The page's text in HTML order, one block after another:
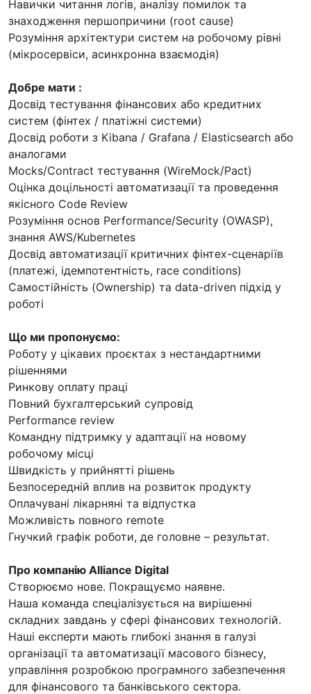
Навички читання логів, аналізу помилок та
знаходження першопричини (root cause)
Розуміння архітектури систем на робочому рівні
(мікросервіси, асинхронна взаємодія)
Добре мати :
Досвід тестування фінансових або кредитних
систем (фінтех / платіжні системи)
Досвід роботи з Kibana / Grafana / Elasticsearch або
аналогами
Mocks/Contract тестування (WireMock/Pact)
Оцінка доцільності автоматизації та проведення
якісного Code Review
Розуміння основ Performance/Security (OWASP),
знання AWS/Kubernetes
Досвід автоматизації критичних фінтех-сценаріїв
(платежі, ідемпотентність, race conditions)
Самостійність (Ownership) та data-driven підхід у
роботі
Що ми пропонуємо:
Роботу у цікавих проєктах з нестандартними
рішеннями
Ринкову оплату праці
Повний бухгалтерський супровід
Performance review
Командну підтримку у адаптації на новому
робочому місці
Швидкість у прийнятті рішень
Безпосередній вплив на розвиток продукту
Оплачувані лікарняні та відпустка
Можливість повного remote
Гнучкий графік роботи, де головне – результат.
Про компанію Alliance Digital
Створюємо нове. Покращуємо наявне.
Наша команда спеціалізується на вирішенні
складних завдань у сфері фінансових технологій.
Наші експерти мають глибокі знання в галузі
організації та автоматизації масового бізнесу,
управління розробкою програмного забезпечення
для фінансового та банківського сектора.